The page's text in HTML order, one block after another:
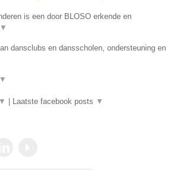
is een door BLOSO erkende en
▼
dansclubs en dansscholen, ondersteuning en
▼
▼ Laatste facebook posts ▼